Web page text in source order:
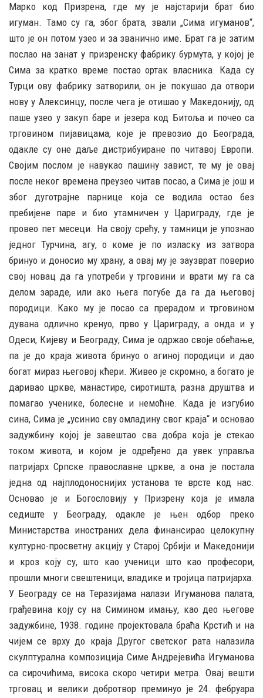
Марко код Призрена, где му је најстарији брат био
игуман. Тамо су га, због брата, звали „Сима игуманов“,
што је он потом узео и за званично име. Брат га је затим
послао на занат у призренску фабрику бурмута, у којој је
Сима за кратко време постао ортак власника. Када су
Турци ову фабрику затворили, он је покушао да отвори
нову у Алексинцу, после чега је отишао у Македонију, од
паше узео у закуп баре и језера код Битоља и почео са
трговином пијавицама, које је превозио до Београда,
одакле су оне даље дистрибуиране по читавој Европи.
Својим послом је навукао пашину завист, те му је овај
после неког времена преузео читав посао, а Сима је још и
због дуготрајне парнице која се водила остао без
пребијене паре и био утамничен у Цариграду, где је
провео пет месеци. На своју срећу, у тамници је упознао
једног Турчина, агу, о коме је по изласку из затвора
бринуо и доносио му храну, а овај му је заузврат поверио
свој новац да га употреби у трговини и врати му га са
делом зараде, или ако њега погубе да га да његовој
породици. Како му је посао са прерадом и трговином
дувана одлично кренуо, прво у Цариграду, а онда и у
Одеси, Кијеву и Београду, Сима је одржао своје обећање,
па је до краја живота бринуо о агиној породици и дао
богат мираз његовој кћери. Живео је скромно, а богато је
даривао цркве, манастире, сиротишта, разна друштва и
помагао ученике, болесне и немоћне. Када је изгубио
сина, Сима је „усинио сву омладину свог краја“ и основао
задужбину којој је завештао сва добра која је стекао
током живота, и којом је одређено да увек управља
патријарх Српске православне цркве, а она је постала
једна од најплодоноснијих установа те врсте код нас.
Основао је и Богословију у Призрену која је имала
седиште у Београду, одакле је њен одбор преко
Министарства иностраних дела финансирао целокупну
културно-просветну акцију у Старој Србији и Македонији
и кроз коју су, што као ученици што као професори,
прошли многи свештеници, владике и тројица патријарха.
У Београду се на Теразијама налази Игуманова палата,
грађевина коју су на Симином имању, као део његове
задужбине, 1938. године пројектовала браћа Крстић и на
чијем се врху до краја Другог светског рата налазила
скулптурална композиција Симе Андрејевића Игуманова
са сирочићима, висока скоро четири метра. Овај вешти
трговац и велики добротвор преминуо је 24. фебруара